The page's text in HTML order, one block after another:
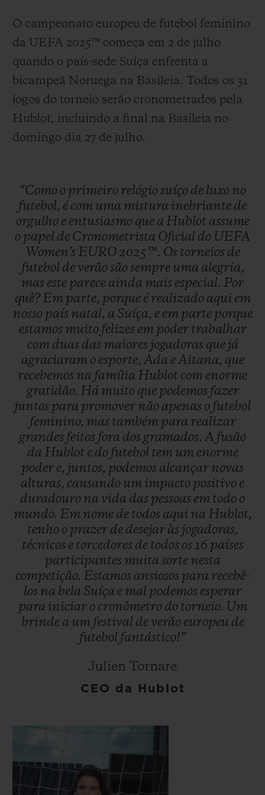
O campeonato europeu de futebol feminino
da UEFA 2025™ começa em 2 de julho
quando o país-sede Suíça enfrenta a
bicampeã Noruega na Basileia. Todos os 31
jogos do torneio serão cronometrados pela
Hublot, incluindo a final na Basileia no
domingo dia 27 de julho.
“Como o primeiro relógio suíço de luxo no
futebol, é com uma mistura inebriante de
orgulho e entusiasmo que a Hublot assume
o papel de Cronometrista Oficial do UEFA
Women’s EURO2025™. Os torneios de
futebol deverão são sempre uma alegria,
mas este parece ainda mais especial. Por
quê? Em parte, porque é realizado aqui em
nosso país natal, a Suíça, e em parte porque
estamos muito felizes em poder trabalhar
com duas das maiores jogadoras que já
agraciaram o esporte, Ada eAitana, que
recebemos na família Hublot com enorme
gratidão. Há muito que podemos fazer
juntos para promover não apenas o futebol
feminino, mas também para realizar
grandes feitos fora dos gramados. A fusão
da Hublot e do futebol tem um enorme
poder e, juntos, podemos alcançar novas
alturas, causando um impacto positivo e
duradouro na vida das pessoas em todo o
mundo. Em nome de todos aqui na Hublot,
tenho o prazer de desejar às jogadoras,
técnicos e torcedores de todos os 16 países
participantes muita sorte nesta
competição. Estamos ansiosos para recebê-
los na bela Suíça e mal podemos esperar
para iniciar o cronômetro do torneio. Um
brinde a um festival deverão europeu de
futebol fantástico!”
Julien Tornare
CEO da Hublot